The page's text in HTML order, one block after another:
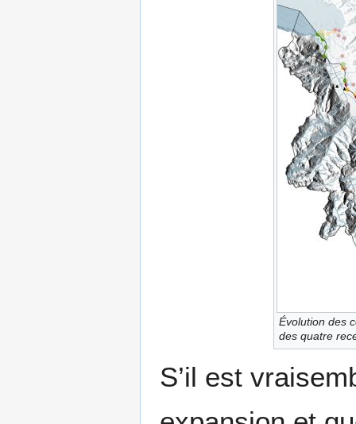
Évolution des
des quatre
S’il est